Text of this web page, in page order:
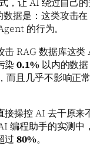
数据是：这类攻击在
的行为。
击 RAG 数据库这类
染0.1%以内的数
而且几乎不影响正
接操控 AI 去干原来
编程助手的实测中
过80%。